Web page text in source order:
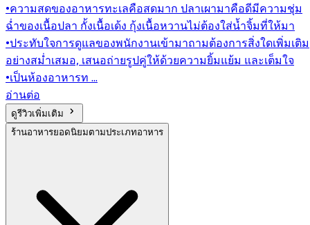
•ความสดของอาหารทะเลคือสดมาก ปลาเผามาคือดีมีความชุ่ม
ฉ่ำของเนื้อปลา กั้งเนื้อเด้ง กุ้งเนื้อหวานไม่ต้องใส่น้ำจิ้มที่ให้มา
•ประทับใจการดูแลของพนักงานเข้ามาถามต้องการสิ่งใดเพิ่มเติม
อย่างสม่ำเสมอ, เสนอถ่ายรูปคู่ให้ด้วยความยิ้มแย้ม และเต็มใจ
•เป็นห้องอาหารท ...
อ่านต่อ
ดูรีวิวเพิ่มเติม
ร้านอาหารยอดนิยมตามประเภทอาหาร